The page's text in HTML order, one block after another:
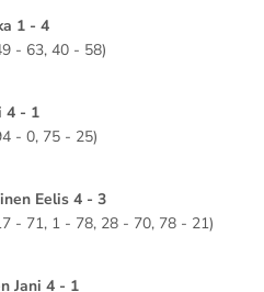
1 - 4
- 63, 40 - 58)
4 - 1
- 0, 75 - 25)
Eelis 4 - 3
- 71, 1 - 78, 28 - 70, 78 - 21)
Jani 4 - 1